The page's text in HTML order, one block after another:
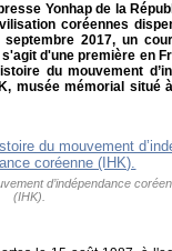
Yonhap de la
coréennes
2017, un
d'une première en
du mouvement
musée mémorial situé
d’indépendance
(IHK).